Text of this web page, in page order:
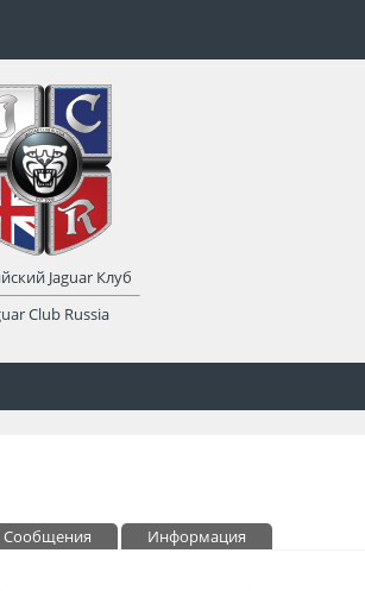
Сообщения Информация
Jaguar Клуб
Club Russia